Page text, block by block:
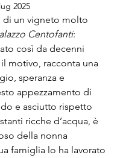
2025
un vigneto molto
Centofanti:
così da decenni
motivo, racconta una
speranza e
appezzamento di
e asciutto rispetto
ricche d’acqua, è
della nonna
famiglia lo ha lavorato